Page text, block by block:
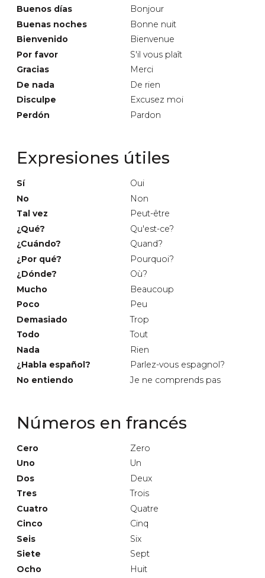
Buenos días
Bonjour
Buenas noches
Bonne nuit
Bienvenido
Bienvenue
Por favor
S'il vous plaît
Gracias
Merci
De nada
De rien
Disculpe
Excusez moi
Perdón
Pardon
Expresiones útiles
Sí
Oui
No
Non
Tal vez
Peut-être
¿Qué?
Qu'est-ce?
¿Cuándo?
Quand?
¿Por qué?
Pourquoi?
¿Dónde?
Où?
Mucho
Beaucoup
Poco
Peu
Demasiado
Trop
Todo
Tout
Nada
Rien
¿Habla español?
Parlez-vous espagnol?
No entiendo
Je ne comprends pas
Números en francés
Cero
Zero
Uno
Un
Dos
Deux
Tres
Trois
Cuatro
Quatre
Cinco
Cinq
Seis
Six
Siete
Sept
Ocho
Huit